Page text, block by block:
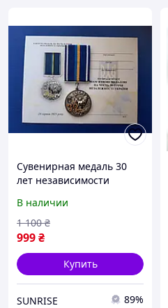
Сувенирная медаль 30
лет независимости
Тип 4 Mine (hub_atseue)
В наличии
999₴
1 100 ₴
Купить
SUNRISE 89%